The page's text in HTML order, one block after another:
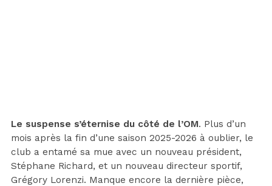
Le suspense s’éternise du côté de l’OM. Plus d’un
mois après la fin d’une saison 2025-2026 à oublier, le
club a entamé sa mue avec un nouveau président,
Stéphane Richard, et un nouveau directeur sportif,
Grégory Lorenzi. Manque encore la dernière pièce,